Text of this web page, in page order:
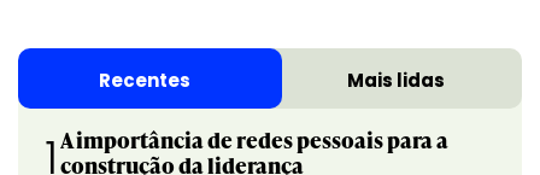
Recentes Mais lidas
1 A importância de redes pessoais para a
construção da liderança